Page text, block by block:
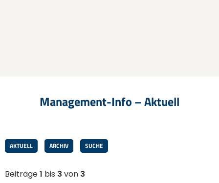
Management-Info – Aktuell
AKTUELL ARCHIV SUCHE
Beiträge1 bis 3 von 3